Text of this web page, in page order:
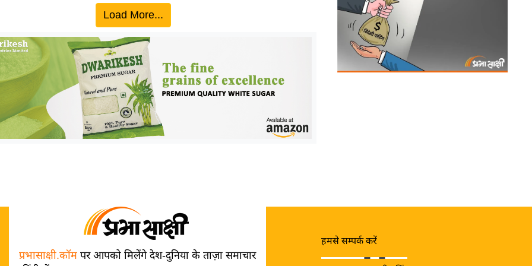
Load More...
प्रभासाक्षी.कॉमपर आपको मिलेंगे देश-दुनिया के ताज़ा समाचार
हमसे सम्पर्क करें